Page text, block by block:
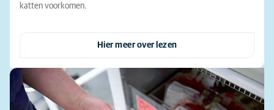
katten voorkomen.
Hier meer over lezen